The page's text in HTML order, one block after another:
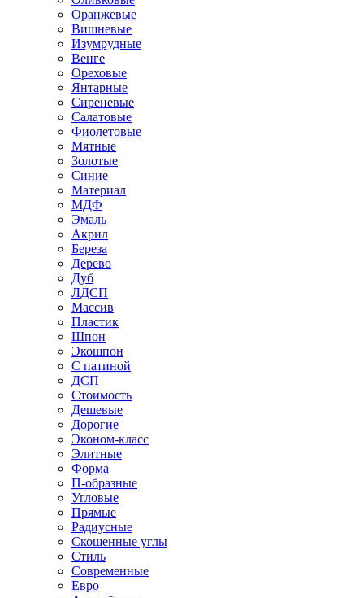
Оранжевые
Вишневые
Изумрудные
Венге
Ореховые
Янтарные
Сиреневые
Салатовые
Фиолетовые
Мятные
Золотые
Синие
Материал
МДФ
Эмаль
Акрил
Береза
Дерево
Дуб
ЛДСП
Массив
Пластик
Шпон
Экошпон
С патиной
ДСП
Стоимость
Дешевые
Дорогие
Эконом-класс
Элитные
Форма
П-образные
Угловые
Прямые
Радиусные
Скошенные углы
Стиль
Современные
Евро